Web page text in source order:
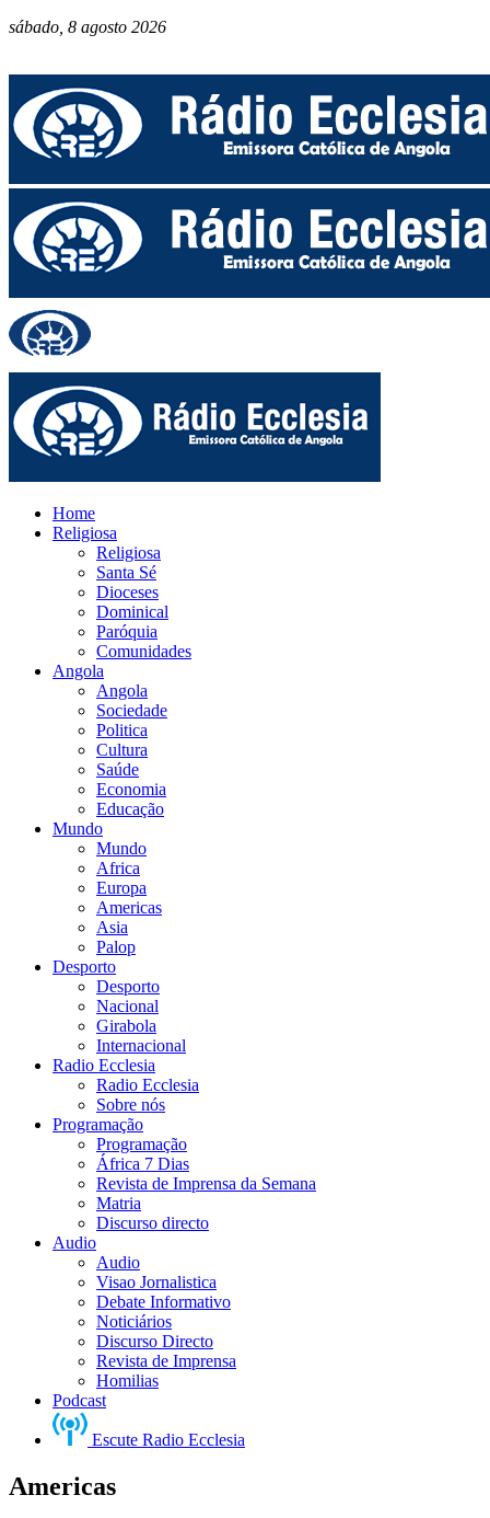
sábado, 8 agosto 2026
Home
Religiosa
Religiosa
Santa Sé
Dioceses
Dominical
Paróquia
Comunidades
Angola
Angola
Sociedade
Politica
Cultura
Saúde
Economia
Educação
Mundo
Mundo
Africa
Europa
Americas
Asia
Palop
Desporto
Desporto
Nacional
Girabola
Internacional
Radio Ecclesia
Radio Ecclesia
Sobre nós
Programação
Programação
África 7 Dias
Revista de Imprensa da Semana
Matria
Discurso directo
Audio
Audio
Visao Jornalistica
Debate Informativo
Noticiários
Discurso Directo
Revista de Imprensa
Homilias
Podcast
Escute Radio Ecclesia
Americas